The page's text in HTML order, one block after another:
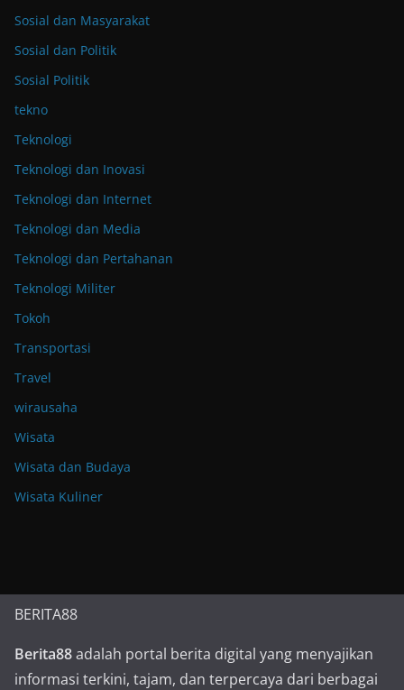
Sosial dan Masyarakat
Sosial dan Politik
Sosial Politik
tekno
Teknologi
Teknologi dan Inovasi
Teknologi dan Internet
Teknologi dan Media
Teknologi dan Pertahanan
Teknologi Militer
Tokoh
Transportasi
Travel
wirausaha
Wisata
Wisata dan Budaya
Wisata Kuliner
BERITA88
Berita88adalah portal berita digital yang menyajikan
informasi terkini, tajam, dan terpercaya dari berbagai